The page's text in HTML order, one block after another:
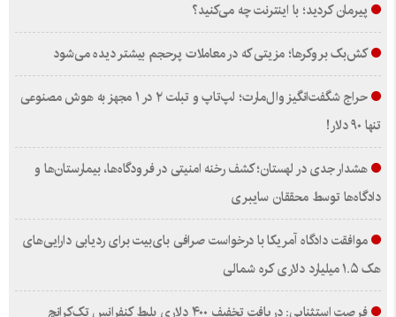
پیرمان کردید؛ با اینترنت چه می‌کنید؟
کش‌بک بروکرها؛ مزیتی که در معاملات پرحجم بیشتر دیده می‌شود
حراج شگفت‌انگیز وال‌مارت؛ لپ‌تاپ و تبلت ۲ در ۱ مجهز به هوش مصنوعی
تنها ۹۰ دلار!
هشدار جدی در لهستان؛ کشف رخنه امنیتی در فرودگاه‌ها، بیمارستان‌ها و
دادگاه‌ها توسط محققان سایبری
موافقت دادگاه آمریکا با درخواست صرافی بای‌بیت برای ردیابی دارایی‌های
هک ۱.۵ میلیارد دلاری کره شمالی
فرصت استثنایی: دریافت تخفیف ۴۰۰ دلاری بلیط کنفرانس تک‌کرانچ